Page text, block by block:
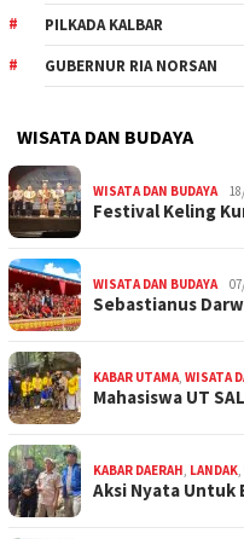
PILKADA KALBAR
GUBERNUR RIA NORSAN
WISATA DAN BUDAYA
WISATA DAN BUDAYA
Festival Keling
WISATA DAN BUDAYA
Sebastianus
KABAR UTAMA, WISATA
Mahasiswa UT
KABAR DAERAH, LANDAK,
Aksi Nyata Untuk